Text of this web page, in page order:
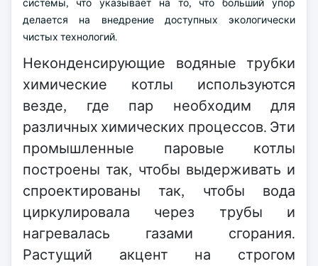
системы, что указывает на то, что больший упор
делается на внедрение доступных экологически
чистых технологий.
Неконденсирующие водяные трубки
химические котлы используются
везде, где пар необходим для
различных химических процессов. Эти
промышленные паровые котлы
построены так, чтобы выдерживать и
спроектированы так, чтобы вода
циркулировала через трубы и
нагревалась газами сгорания.
Растущий акцент на строгом